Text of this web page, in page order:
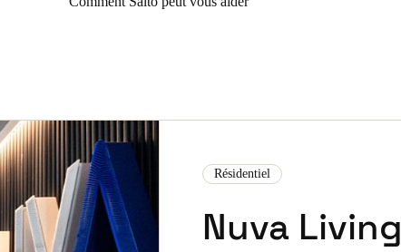
Résidentiel
Nuva Living